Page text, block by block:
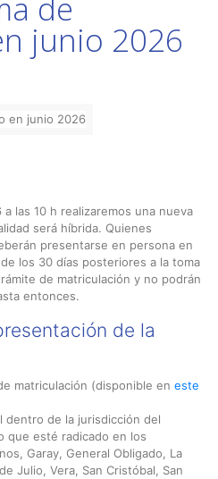
junio 2026
las 10 h realizaremos una nueva
será híbrida. Quienes
presentarse en persona en
los 30 días posteriores a la toma
de matriculación y no podrán
entonces.
de la
matriculación (disponible en este
dentro de la jurisdicción del
que esté radicado en los
Garay, General Obligado, La
Julio, Vera, San Cristóbal, San